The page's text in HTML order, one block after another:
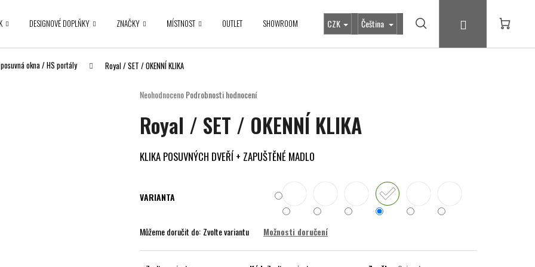
DESIGNOVÉ DOPLŇKY ZNAČKY MÍSTNOST OUTLET SHOWROOM CZK Čeština Hledat PřihlášeníNákupní
okna / HS portály Royal / SET / OKENNÍ KLIKA
Průměrné
produktu
je
z
5
NeohodnocenoPodrobnosti hodnocení
Royal / SET / OKENNÍ KLIKA
KLIKA POSUVNÝCH DVEŘÍ + ZAPUŠTĚNÉ MADLO
VARIANTA
Můžeme doručit do: Zvolte variantu Možnosti doručení
Co potřebujete najít?